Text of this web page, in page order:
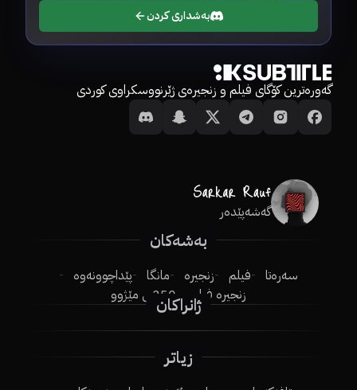
بەشداری کردن
گەورەترین کۆگای فیلم و زنجیرەی ژێرنووسکراوی کوردی
گەشەپێدەر
بەشەکان
سەرەتا فیلم زنجیرە مانگا
پێداچوونەوە
زنجیرە فیلم
250ـی مێژوو
ژانراکان
زیاتر